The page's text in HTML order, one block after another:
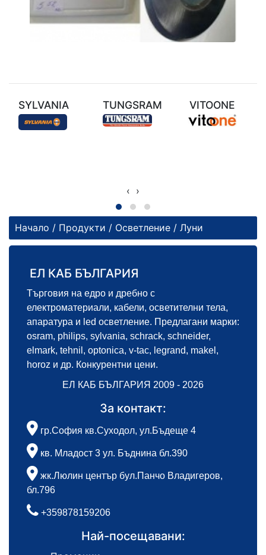
SYLVANIA TUNGSRAM VITOONE
‹ ›
Начало / Продукти / Осветление / Луни
ЕЛ КАБ БЪЛГАРИЯ
Търговия на едро и дребно с
електроматериали, кабели, осветителни тела,
апаратура и led осветление. Предлагани марки:
osram, philips, sylvania, schrack, schneider,
elmark, tehnil, optonica, v-tac, legrand, makel,
horoz и др. Конкурентни цени.
ЕЛ КАБ БЪЛГАРИЯ 2009 - 2026
За контакт:
гр.София кв.Суходол, ул.Бъдеще 4
кв. Младост 3 ул. Бъднина бл.390
жк.Люлин център бул.Панчо Владигеров,
бл.796
+359878159206
Най-посещавани: